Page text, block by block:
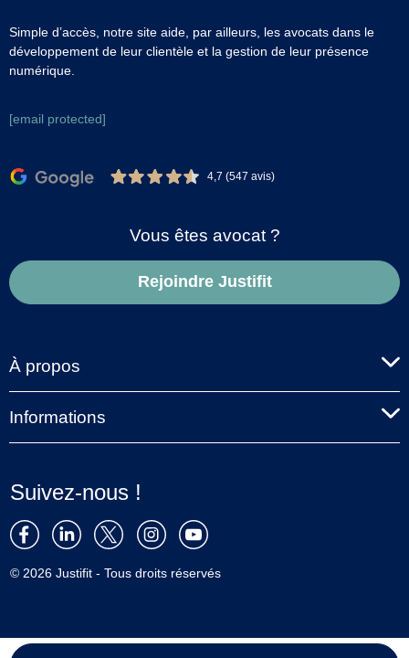
Simple d’accès, notre site aide, par ailleurs, les avocats dans le
développement de leur clientèle et la gestion de leur présence
numérique.
[email protected]
4,7 (547 avis)
Vous êtes avocat ?
Rejoindre Justifit
À propos
Informations
Suivez-nous !
© 2026 Justifit - Tous droits réservés